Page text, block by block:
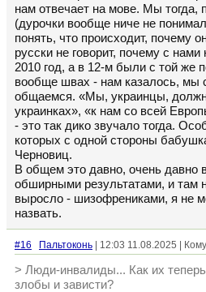
нам отвечает на мове. Мы тогда,
(дурочки вообще ниче не
понять, что происходит, почему
русски не говорит, почему с
2010 год, а в 12-м были с той же
вообще швах - нам казалось, мы
общаемся. «Мы, украинцы,
украинках», «к нам со всей
- это так дико звучало тогда.
которых с одной стороны
Черновиц.
В общем это давно, очень давно
обширными результатами, и там
выросло - шизофрениками, я не
назвать.
#16 Пальтоконь | 12:03 11.08.2025 |
> Люди-инвалиды... Как их
злобы и зависти?